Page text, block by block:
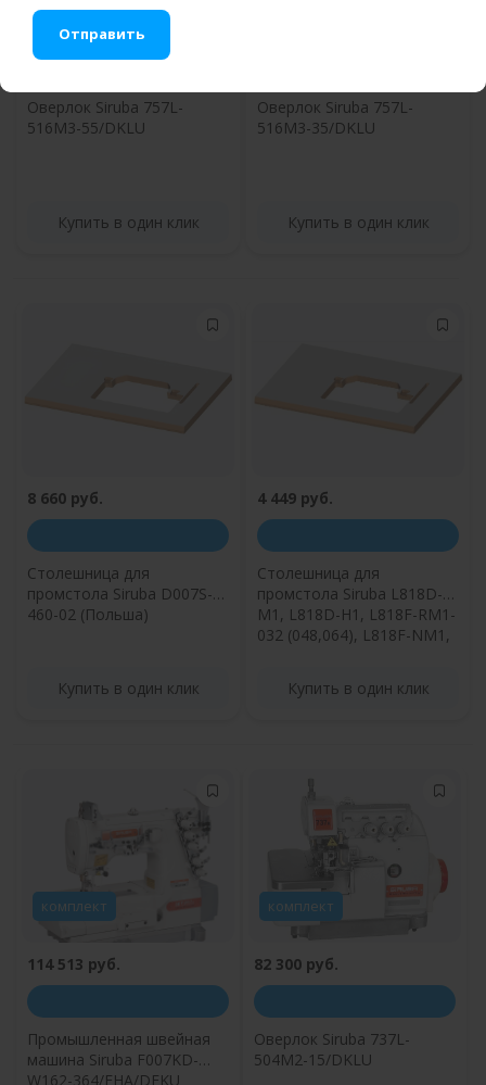
Отправить
91 796 руб.
Оверлок Siruba 757L-
516M3-55/DKLU
Купить в один клик
Оверлок Siruba 757L-
516M3-35/DKLU
Купить в один клик
8 660 руб.
Столешница для
промстола Siruba D007S-
460-02 (Польша)
Купить в один клик
4 449 руб.
Столешница для
промстола Siruba L818D-
M1, L818D-H1, L818F-RM1-
032 (048,064), L818F-NM1,
Купить в один клик
комплект
114 513 руб.
Промышленная швейная
машина Siruba F007KD-
W162-364/FHA/DFKU
комплект
82 300 руб.
Оверлок Siruba 737L-
504M2-15/DKLU